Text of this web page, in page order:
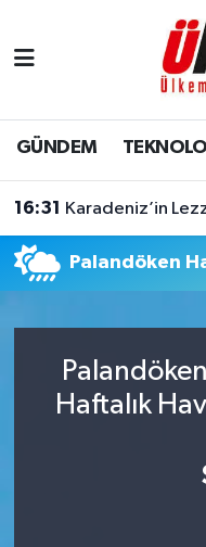
GÜNDEM
16:31 Karadeniz’in
Palandöken
Haftalık
İstanbul
İstanbul Hava
Tüm Manşetler
Son Dakika